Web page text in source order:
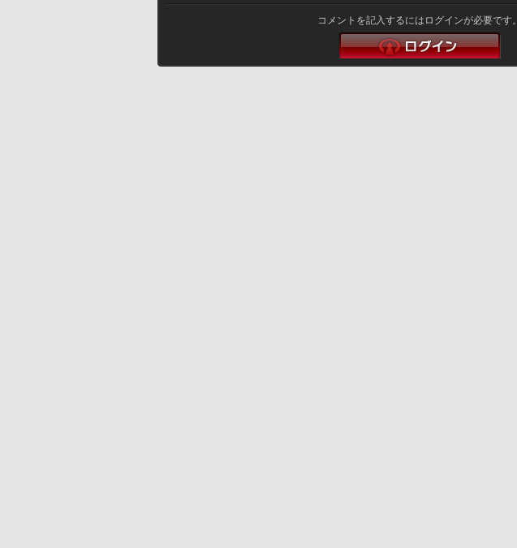
コメントを記入するにはログインが必要です。